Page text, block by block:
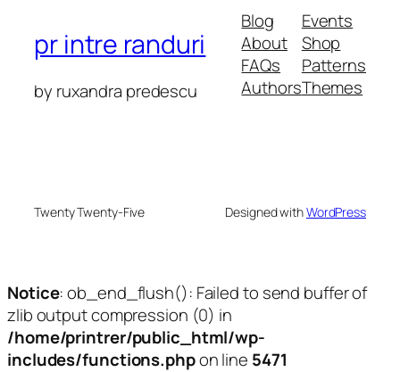
pr intre randuri
by ruxandra predescu
Blog
About
FAQs
Authors
Events
Shop
Patterns
Themes
Twenty Twenty-Five Designed withWordPress
Notice: ob_end_flush(): Failed to send buffer of
zlib output compression (0) in
/home/printrer/public_html/wp-
includes/functions.phpon line 5471